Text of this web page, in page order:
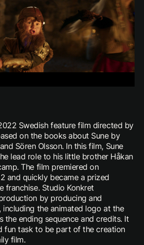
Swedish feature film directed by
on the books about Sune by
Sören Olsson. In this film, Sune
lead role to his little brother Håkan
The film premiered on
and quickly became a prized
franchise. Studio Konkret
by producing and
including the animated logo at the
the ending sequence and credits. It
fun task to be part of the creation
film.